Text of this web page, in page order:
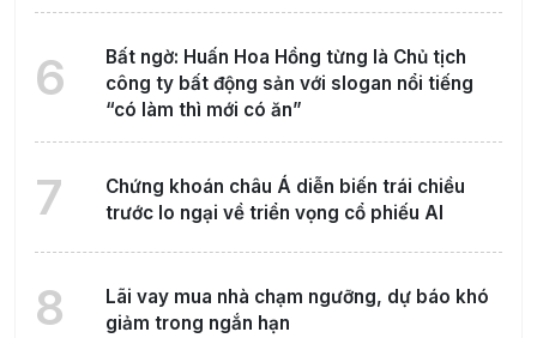
6
Bất ngờ: Huấn Hoa Hồng từng là Chủ tịch
công ty bất động sản với slogan nổi tiếng
“có làm thì mới có ăn”
7
Chứng khoán châu Á diễn biến trái chiều
trước lo ngại về triển vọng cổ phiếu AI
8
Lãi vay mua nhà chạm ngưỡng, dự báo khó
giảm trong ngắn hạn